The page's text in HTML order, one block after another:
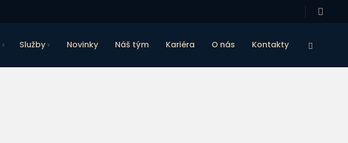
Služby Novinky Náš tým Kariéra O nás Kontakty